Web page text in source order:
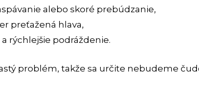
alebo skoré prebúdzanie,
preťažená hlava,
rýchlejšie podráždenie.
problém, takže sa určite nebudeme